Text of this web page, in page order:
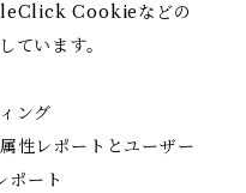
Cookieなどの
ています。
ング
レポートとユーザー
ポート